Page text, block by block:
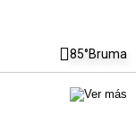
85°Bruma